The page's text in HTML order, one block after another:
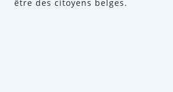
être des citoyens belges.